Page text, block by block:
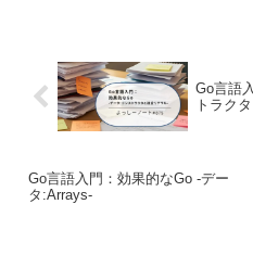
Go言語
トラク
Go言語入門：効果的なGo -デー
タ:Arrays-